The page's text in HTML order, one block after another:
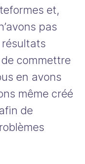
et,
pas
commettre
en avons
même créé
de